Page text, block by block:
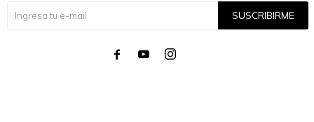
SUSCRIBIRME
  